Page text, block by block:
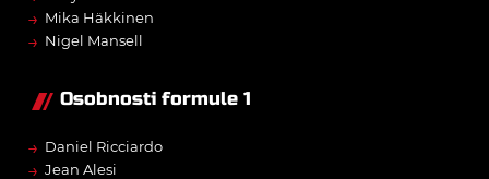
→ Mika Häkkinen
→ Nigel Mansell
Osobnosti formule 1
→ Daniel Ricciardo
→ Jean Alesi